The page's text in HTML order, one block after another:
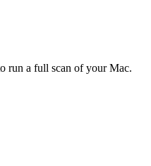
run a full scan of your Mac.